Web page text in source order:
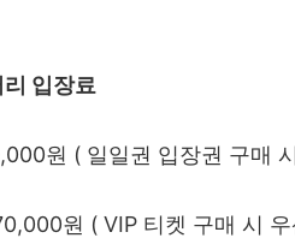
입장료
원 ( 일일권 입장권 구매
원 ( VIP 티켓 구매 시